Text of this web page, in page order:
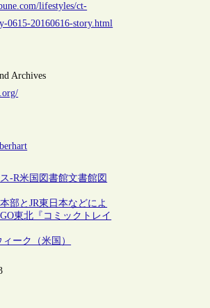
lifestyles/ct-
0615-20160616-story.html
Archives
-R米国 図書館文書館図
部とJR東日本などによ
東北『コミックトレイ
ーク（米国）